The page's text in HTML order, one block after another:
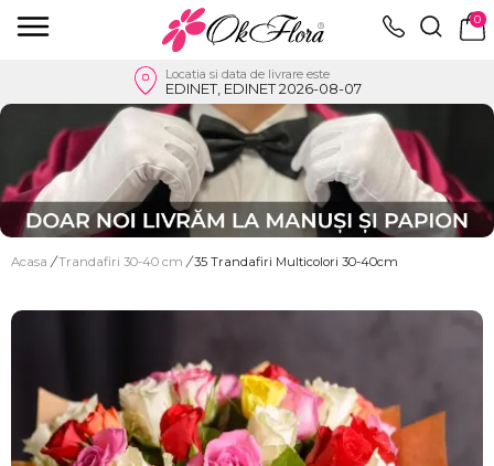
0
Locatia si data de livrare este
EDINET, EDINET 2026-08-07
Acasa / Trandafiri 30-40 cm / 35 Trandafiri Multicolori 30-40cm